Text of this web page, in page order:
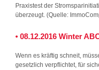
Praxistest der
überzeugt. (Quelle:
• 08.12.2016 Winter
Wenn es kräftig schneit,
gesetzlich verpflichtet, für